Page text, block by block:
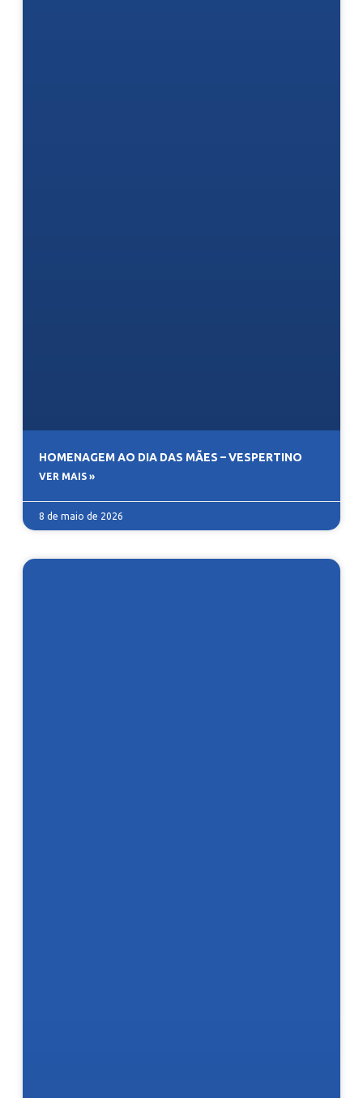
HOMENAGEM AO DIA DAS MÃES – VESPERTINO
VER MAIS »
8 de maio de 2026